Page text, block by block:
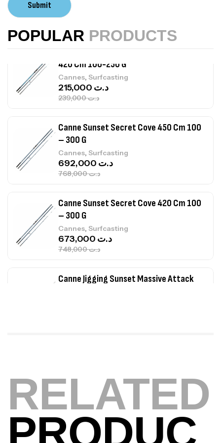
Submit
POPULAR PRODUCTS
Accastillage bateau
420 Cm 100-250 G
Cannes, Surfcasting
د.ت239,000
د.ت
Canne Sunset Secret Cove 450 Cm 100
– 300 G
Cannes, Surfcasting
د.ت768,000
د.ت
Canne Sunset Secret Cove 420 Cm 100
– 300 G
Cannes, Surfcasting
د.ت748,000
د.ت
Canne Jigging Sunset Massive Attack
Bagagerie Surfcasting
د.ت
د.ت
Volant 3 Branches Inox T26S/35
RELATED
PRODUC